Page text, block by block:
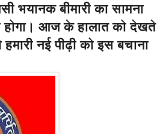
भयानक बीमारी का सामना
होगा। आज के हालात को देखते
नई पीढ़ी को इस बचाना